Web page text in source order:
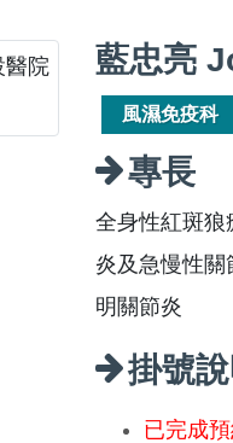
藍忠亮
風濕免疫科
專長
全身性紅斑狼
炎及急慢性
明關節炎
掛號說
已完成